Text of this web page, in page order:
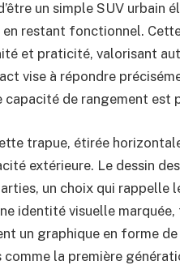
un simple SUV urbain
restant fonctionnel.
et praticité, valorisant
vise à répondre
capacité de rangement est
trapue, étirée
extérieure. Le dessin des
un choix qui rappelle
identité visuelle
un graphique en forme
la première